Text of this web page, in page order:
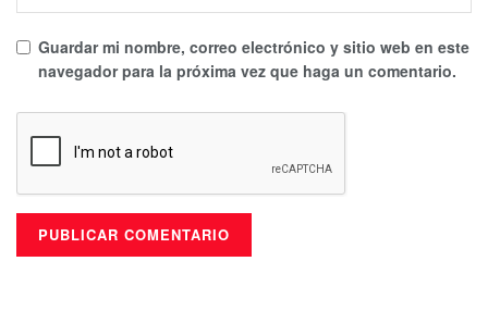
Guardar mi nombre, correo electrónico y sitio web en este
navegador para la próxima vez que haga un comentario.